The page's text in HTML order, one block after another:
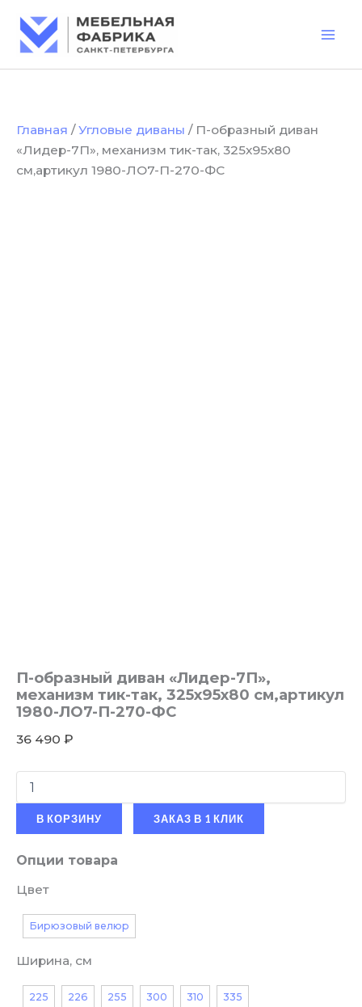
содержимому
Главная /Угловые диваны / П-образный диван
«Лидер-7П», механизм тик-так, 325х95х80
см,артикул 1980-ЛО7-П-270-ФС
П-образный диван «Лидер-7П»,
механизм тик-так, 325х95х80 см,артикул
1980-ЛО7-П-270-ФС
36 490 ₽
товара
П-
образный
диван
так,
325х95х80
см,артикул
В КОРЗИНУ ЗАКАЗ В 1 КЛИК
Опции товара
Цвет
Бирюзовый велюр
Ширина, см
225 226 255 300 310 335